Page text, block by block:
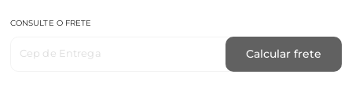
CONSULTE O FRETE
Cep de Entrega Calcular frete